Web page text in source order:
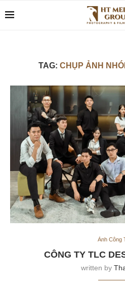
TAG: CHỤP ẢNH
Ảnh Công
CÔNG TY TLC
written by